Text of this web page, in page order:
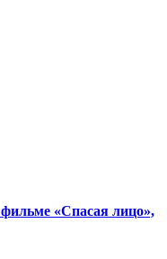
«Спасая лицо»,